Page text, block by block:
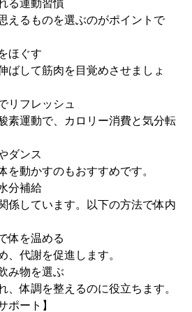
る運動習慣
えるものを選ぶのがポイントで
ほぐす
ばして筋肉を目覚めさせましょ
リフレッシュ
素運動で、カロリー消費と気分転
ダンス
を動かすのもおすすめです。
分補給
係しています。以下の方法で体内
体を温める
、代謝を促進します。
み物を選ぶ
、体調を整えるのに役立ちます。
ポート】